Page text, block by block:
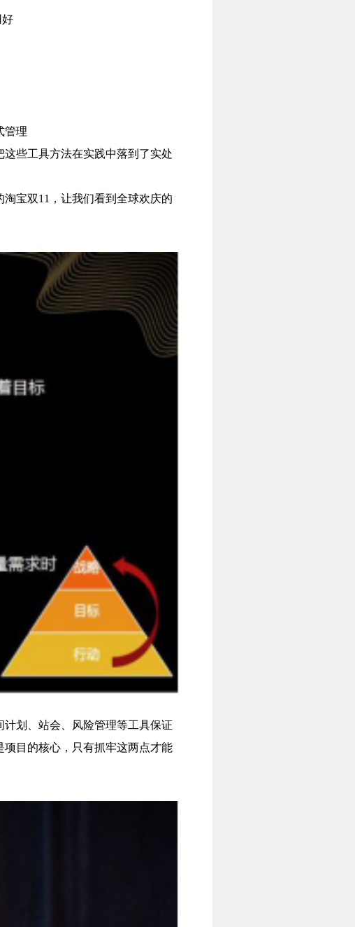
好
管理
些工具方法在实践中落到了实处
宝双11，让我们看到全球欢庆的
划、站会、风险管理等工具保证
目的核心，只有抓牢这两点才能